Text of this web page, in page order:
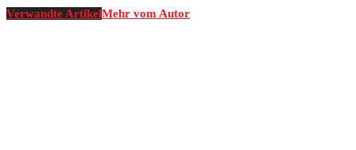
Verwandte ArtikelMehr vom Autor